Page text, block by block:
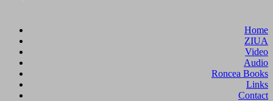
Home
ZIUA
Video
Audio
Roncea Books
Links
Contact